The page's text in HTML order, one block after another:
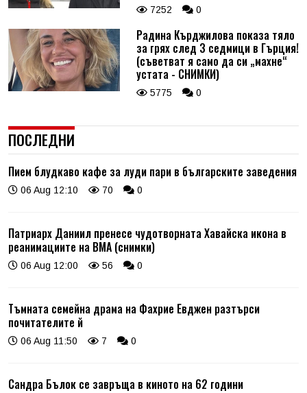
7252 0
Радина Кърджилова показа тяло
за грях след 3 седмици в Гърция!
(съветват я само да си „махне“
устата - СНИМКИ)
5775 0
ПОСЛЕДНИ
Пием блудкаво кафе за луди пари в българските заведения
06 Aug 12:10 70 0
Патриарх Даниил пренесе чудотворната Хавайска икона в
реанимациите на ВМА (снимки)
06 Aug 12:00 56 0
Тъмната семейна драма на Фахрие Евджен разтърси
почитателите й
06 Aug 11:50 7 0
Сандра Бълок се завръща в киното на 62 години